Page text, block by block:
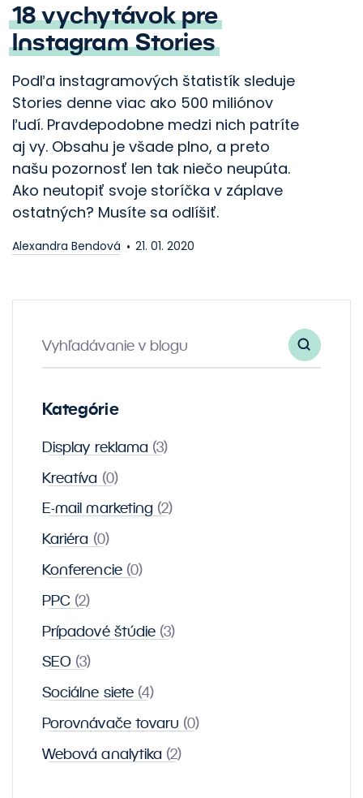
18 vychytávok pre
Instagram Stories
Podľa instagramových štatistík sleduje
Stories denne viac ako 500 miliónov
ľudí. Pravdepodobne medzi nich patríte
aj vy. Obsahu je všade plno, a preto
našu pozornosť len tak niečo neupúta.
Ako neutopiť svoje storíčka v záplave
ostatných? Musíte sa odlíšiť.
Alexandra Bendová 21. 01. 2020
Vyhľadávanie v blogu
Kategórie
Display reklama (3)
Kreatíva (0)
E-mail marketing (2)
Kariéra (0)
Konferencie (0)
PPC (2)
Prípadové štúdie (3)
SEO (3)
Sociálne siete (4)
Porovnávače tovaru (0)
Webová analytika (2)